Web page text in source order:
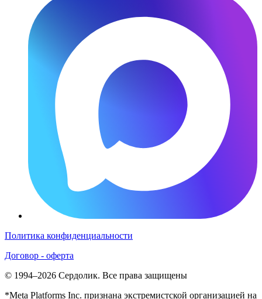
Политика конфиденциальности
Договор - оферта
© 1994–2026 Сердолик. Все права защищены
*Meta Platforms Inc. признана экстремистской организацией на